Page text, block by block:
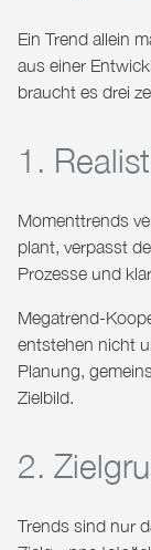
Ein Trend allein
aus einer
braucht es drei
1.
Momenttrends
plant, verpasst
Prozesse und
Megatrend-
entstehen nicht
Planung,
Zielbild.
2.
Trends sind nur